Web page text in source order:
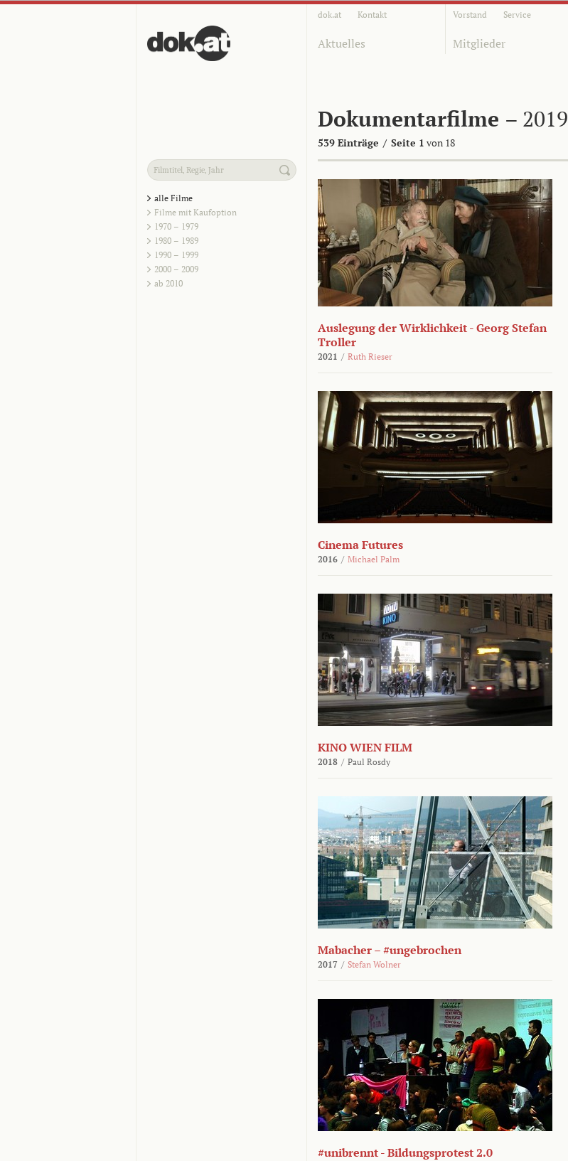
dok.at Kontakt Vorstand Service
Aktuelles Mitglieder
Dokumentarfilme – 2019
539 Einträge / Seite 1 von 18
alle Filme
Filme mit Kaufoption
1970 – 1979
1980 – 1989
1990 – 1999
2000 – 2009
ab 2010
Auslegung der Wirklichkeit - Georg Stefan
Troller
2021 / Ruth Rieser
Cinema Futures
2016 / Michael Palm
KINO WIEN FILM
2018 / Paul Rosdy
Mabacher – #ungebrochen
2017 / Stefan Wolner
#unibrennt - Bildungsprotest 2.0